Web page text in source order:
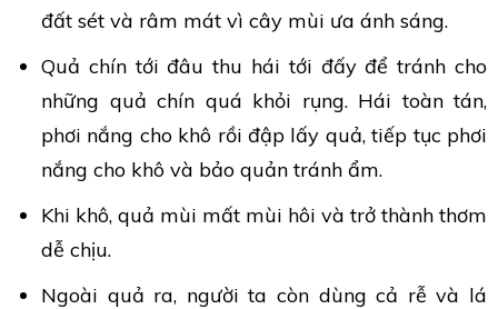
đất sét và râm mát vì cây mùi ưa ánh sáng.
Quả chín tới đâu thu hái tới đấy để tránh cho
những quả chín quá khỏi rụng. Hái toàn tán,
phơi nắng cho khô rồi đập lấy quả, tiếp tục phơi
nắng cho khô và bảo quản tránh ẩm.
Khi khô, quả mùi mất mùi hôi và trở thành thơm
dễ chịu.
Ngoài quả ra, người ta còn dùng cả rễ và lá